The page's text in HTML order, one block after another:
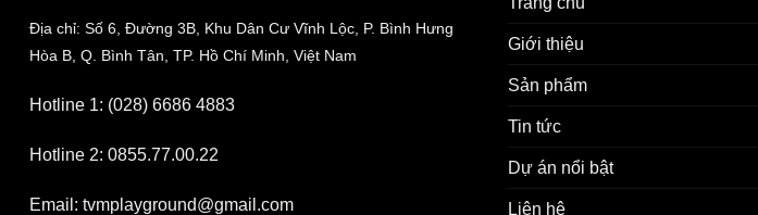
Địa chỉ: Số 6, Đường 3B, Khu Dân Cư Vĩnh Lộc, P. Bình Hưng
Hòa B, Q. Bình Tân, TP. Hồ Chí Minh, Việt Nam
Hotline 1: (028) 6686 4883
Hotline 2: 0855.77.00.22
Email: tvmplayground@gmail.com
Giới thiệu
Sản phẩm
Tin tức
Dự án nổi bật
Liên hệ